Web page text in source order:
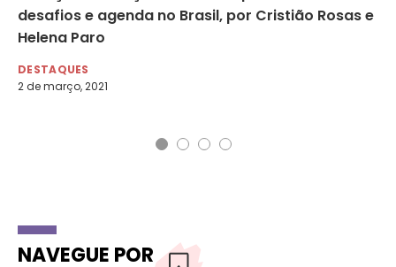
desafios e agenda no Brasil, por Cristião Rosas e
Helena Paro
DESTAQUES
2 de março, 2021
NAVEGUE POR